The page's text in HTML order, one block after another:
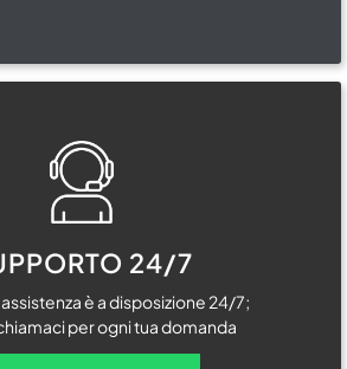
24/7
assistenza è a disposizione 24/7;
per ogni tua domanda